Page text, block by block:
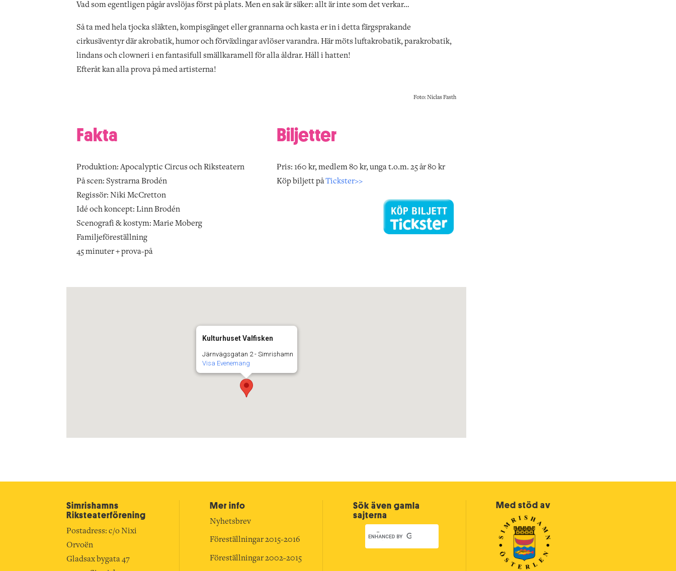
Vad som egentligen pågår avslöjas först på plats. Men en sak är säker: allt är inte som det verkar…
Så ta med hela tjocka släkten, kompisgänget eller grannarna och kasta er in i detta färgsprakande
cirkusäventyr där akrobatik, humor och förväxlingar avlöser varandra. Här möts luftakrobatik, parakrobatik,
lindans och clowneri i en fantasifull smällkaramell för alla åldrar. Håll i hatten!
Efteråt kan alla prova på med artisterna!
Foto: Niclas Fasth
Fakta
Produktion: Apocalyptic Circus och Riksteatern
På scen: Systrarna Brodén
Regissör: Niki McCretton
Idé och koncept: Linn Brodén
Scenografi & kostym: Marie Moberg
Familjeföreställning
45 minuter + prova-på
Biljetter
Pris: 160 kr, medlem 80 kr, unga t.o.m. 25 år 80 kr
Köp biljett påTickster>>
Kulturhuset Valfisken
Järnvägsgatan 2 - Simrishamn
Visa Evenemang
Simrishamns
Riksteater­förening
Postadress: c/o Nixi
Orvoën
Gladsax bygata 47
Mer info
Nyhetsbrev
Föreställningar 2015-2016
Föreställningar 2002-2015
Sök även gamla
sajterna
Med stöd av